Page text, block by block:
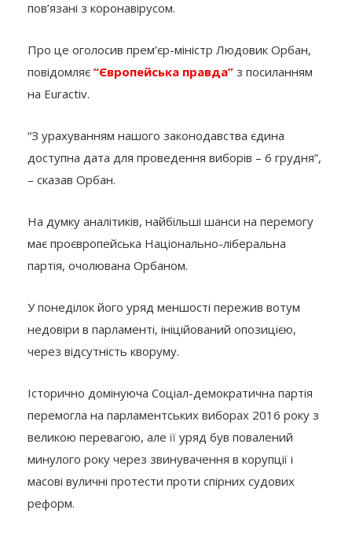
пов’язані з коронавірусом.
Про це оголосив прем’єр-міністр Людовик Орбан,
повідомляє “Європейська правда” з посиланням
на Euractiv.
“З урахуванням нашого законодавства єдина
доступна дата для проведення виборів – 6 грудня”,
– сказав Орбан.
На думку аналітиків, найбільші шанси на перемогу
має проєвропейська Національно-ліберальна
партія, очолювана Орбаном.
У понеділок його уряд меншості пережив вотум
недовіри в парламенті, ініційований опозицією,
через відсутність кворуму.
Історично домінуюча Соціал-демократична партія
перемогла на парламентських виборах 2016 року з
великою перевагою, але її уряд був повалений
минулого року через звинувачення в корупції і
масові вуличні протести проти спірних судових
реформ.